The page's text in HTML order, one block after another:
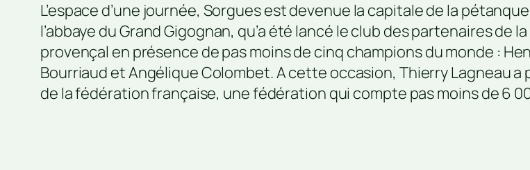
L’espace d’une journée, Sorgues est devenue la capitale de la
l’abbaye du Grand Gigognan, qu’a été lancé le club des partenaires
provençal en présence de pas moins de cinq champions du monde :
Bourriaud et Angélique Colombet. A cette occasion, Thierry Lagneau
de la fédération française, une fédération qui compte pas moins de 6